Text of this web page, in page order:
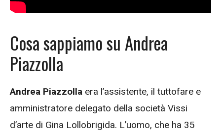
Cosa sappiamo su Andrea
Piazzolla
Andrea Piazzolla era l’assistente, il tuttofare e
amministratore delegato della società Vissi
d’arte di Gina Lollobrigida. L’uomo, che ha 35